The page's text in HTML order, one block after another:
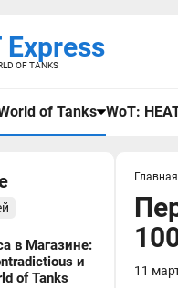
Express
OF TANKS
of Tanks WoT:
в Магазине:
и
of Tanks
Главная
11